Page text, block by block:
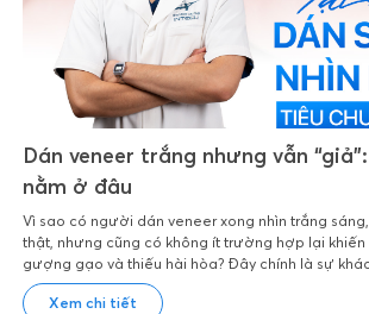
Dán veneer trắng nhưng vẫn
nằm ở đâu
Vì sao có người dán veneer xong nhìn trắng
thật, nhưng cũng có không ít trường hợp lại khiến
gượng gạo và thiếu hài hòa? Đây chính là sự
chuẩn thẩm mỹ trong quá trình thiết kế và thực
Xem chi tiết